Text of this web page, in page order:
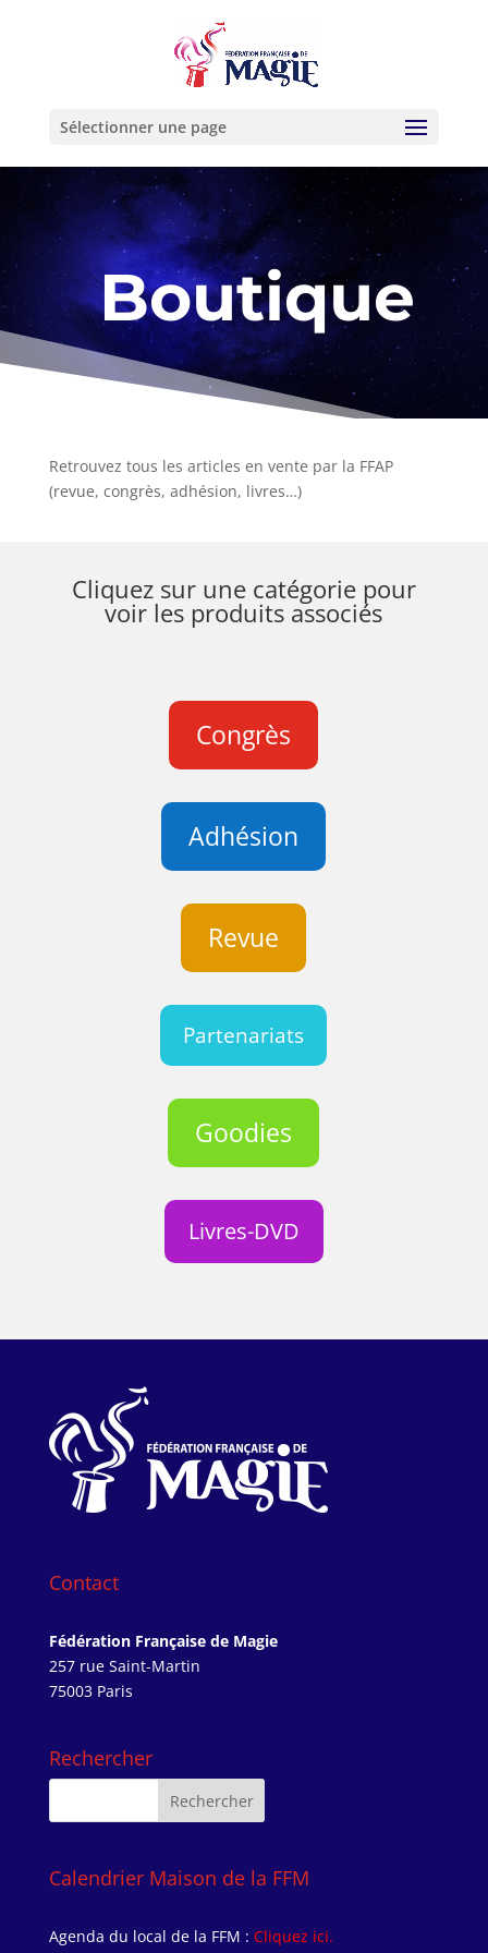
Sélectionner une page
Boutique
Retrouvez tous les articles en vente par la FFAP
(revue, congrès, adhésion, livres…)
Cliquez sur une catégorie pour
voir les produits associés
Congrès
Adhésion
Revue
Partenariats
Goodies
Livres-DVD
Contact
Fédération Française de Magie
257 rue Saint-Martin
75003 Paris
Rechercher
Calendrier Maison de la FFM
Agenda du local de la FFM : Cliquez ici.